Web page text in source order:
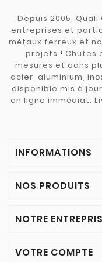
Depuis 2005,
entreprises et
métaux ferreux et
projets ! Chutes
mesures et dans
acier, aluminium,
disponible mis à
en ligne immédiat.
INFORMATIONS
NOS PRODUITS
NOTRE
VOTRE COMPTE